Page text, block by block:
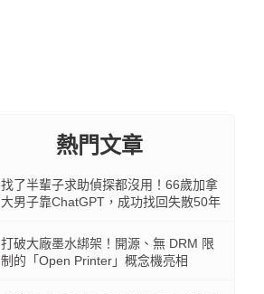
熱門文章
找了半輩子求助偵探都沒用！66歲加拿
大男子靠ChatGPT，成功找回失散50年
打破大廠墨水綁架！開源、無 DRM 限
制的「Open Printer」概念機亮相